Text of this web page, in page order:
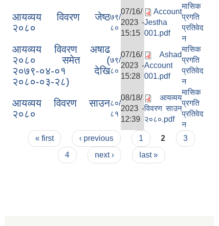
आयव्यय विवरण जेष्ठ
२०८०
७९/
८०
07/16/
2023 -
15:15
Account
Jestha
001.pdf
मासिक
प्रगति
प्रतिवेद
न
आयव्यय विवरण अषाढ
२०८० समेत (
२०७९-०४-०१ देखि
२०८०-०३-२८)
७९/
८०
07/16/
2023 -
15:28
Ashad
Account
001.pdf
मासिक
प्रगति
प्रतिवेद
न
आयव्यय विवरण साउन
२०८०
८०/
८१
08/18/
2023 -
12:39
आयव्यय
विवरण साउन
२०८०.pdf
मासिक
प्रगति
प्रतिवेद
न
Pages
« first ‹ previous 1 2
3
4
next › last »